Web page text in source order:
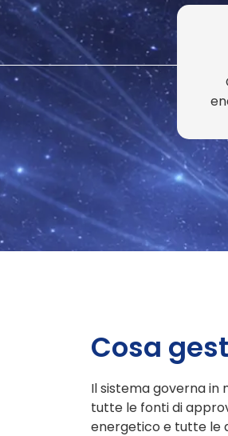
Cosa
Il sistema governa in
tutte le fonti di
energetico e tutte le